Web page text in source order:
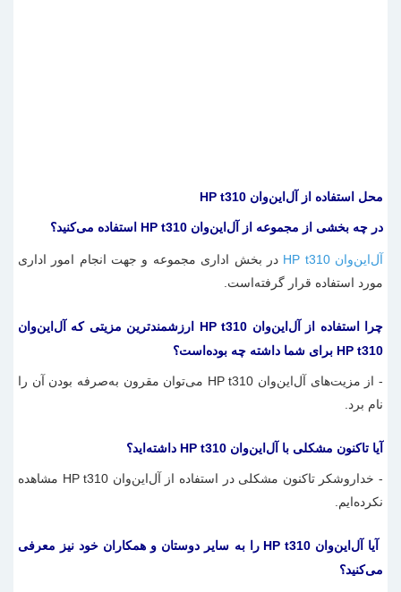
محل استفاده از آل‌این‌وان HP t310
در چه بخشی از مجموعه از آل‌این‌وان HP t310 استفاده می‌کنید؟
آل‌این‌وان HP t310
در بخش اداری مجموعه و جهت انجام امور اداری
مورد استفاده قرار گرفته‌است.
چرا استفاده از آل‌این‌وان HP t310 ارزشمندترین مزیتی که آل‌این‌وان
HP t310 برای شما داشته چه بوده‌است؟
- از مزیت‌های آل‌این‌وان HP t310 می‌توان مقرون به‌صرفه بودن آن را
نام برد.
آیا تاکنون مشکلی با آل‌این‌وان HP t310 داشته‌اید؟
- خداروشکر تاکنون مشکلی در استفاده از آل‌این‌وان HP t310 مشاهده
نکرده‌ایم.
آیا آل‌این‌وان HP t310 را به سایر دوستان و همکاران خود نیز معرفی
می‌کنید؟